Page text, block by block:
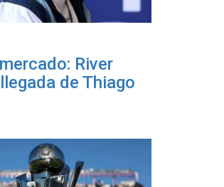
River
de Thiago